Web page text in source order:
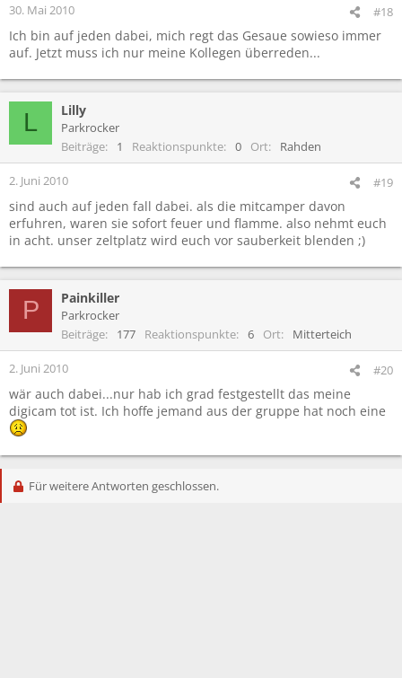
30. Mai 2010 #18
Ich bin auf jeden dabei, mich regt das Gesaue sowieso immer
auf. Jetzt muss ich nur meine Kollegen überreden...
L Lilly
Parkrocker
Beiträge
1 Reaktionspunkte 0 Ort Rahden
2. Juni 2010 #19
sind auch auf jeden fall dabei. als die mitcamper davon
erfuhren, waren sie sofort feuer und flamme. also nehmt euch
in acht. unser zeltplatz wird euch vor sauberkeit blenden ;)
P Painkiller
Parkrocker
Beiträge
177 Reaktionspunkte 6 Ort Mitterteich
2. Juni 2010 #20
wär auch dabei...nur hab ich grad festgestellt das meine
digicam tot ist. Ich hoffe jemand aus der gruppe hat noch eine
Für weitere Antworten geschlossen.